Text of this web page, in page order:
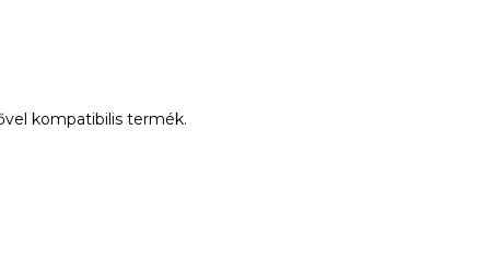
kompatibilis termék.